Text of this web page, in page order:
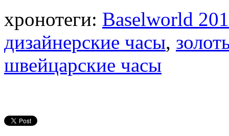
хронотеги: Baselworld
дизайнерские часы,
швейцарские часы